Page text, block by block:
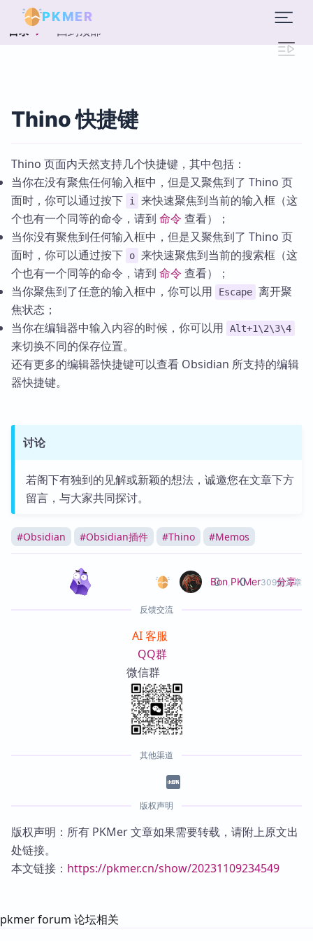
PKMER
目录 回到顶部
Thino 快捷键
Thino 页面内天然支持几个快捷键，其中包括：
当你在没有聚焦任何输入框中，但是又聚焦到了 Thino 页
面时，你可以通过按下
i
来快速聚焦到当前的输入框（这
个也有一个同等的命令，请到 命令 查看）；
当你没有聚焦到任何输入框中，但是又聚焦到了 Thino 页
面时，你可以通过按下
o 来快速聚焦到当前的搜索框（这
个也有一个同等的命令，请到 命令 查看）；
当你聚焦到了任意的输入框中，你可以用
Escape 离开聚
焦状态；
当你在编辑器中输入内容的时候，你可以用
Alt+1\2\3\4
来切换不同的保存位置。
还有更多的编辑器快捷键可以查看 Obsidian 所支持的编辑
器快捷键。
讨论
若阁下有独到的见解或新颖的想法，诚邀您在文章下方
留言，与大家共同探讨。
#Obsidian #Obsidian插件 #Thino #Memos
Bon PKMer309篇文章
0 0 分享
反馈交流
AI 客服
QQ群
微信群
其他渠道
版权声明
版权声明：所有 PKMer 文章如果需要转载，请附上原文出
处链接。
本文链接： https://pkmer.cn/show/20231109234549
pkmer forum 论坛相关